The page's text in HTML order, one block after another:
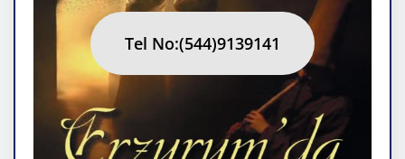
Tel No:(544)9139141